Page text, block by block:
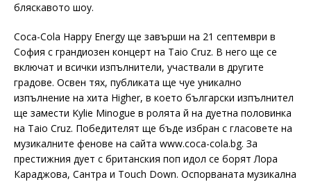
бляскавото шоу.
Coca-Cola Happy Energy ще завърши на 21 септември в
София с грандиозен концерт на Taio Cruz. В него ще се
включат и всички изпълнители, участвaли в другите
градове. Освен тях, публиката ще чуе уникално
изпълнение на хита Higher, в което български изпълнител
ще замести Kylie Minogue в ролята й на дуетна половинка
на Taio Cruz. Победителят ще бъде избран с гласовете на
музикалните фенове на сайта www.coca-cola.bg. За
престижния дует с британския поп идол се борят Лора
Караджова, Сантра и Touch Down. Оспорваната музикална